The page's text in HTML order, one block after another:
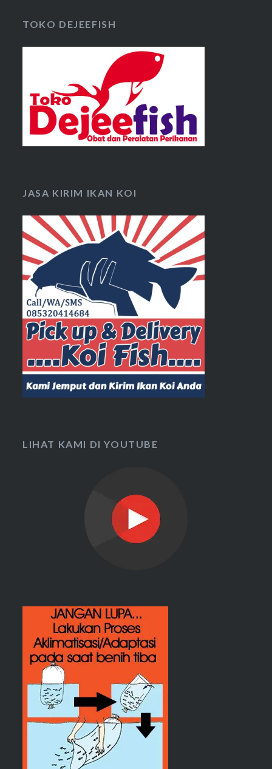
TOKO DEJEEFISH
JASA KIRIM IKAN KOI
LIHAT KAMI DI YOUTUBE